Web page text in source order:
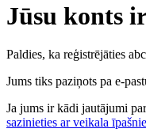
Jūsu konts
Paldies, ka reģistrējāties
Jums tiks paziņots pa e-
Ja jums ir kādi jautājumi
sazinieties ar veikala